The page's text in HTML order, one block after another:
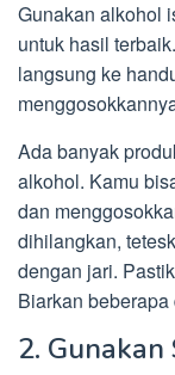
Gunakan alkohol
untuk hasil
langsung ke
Ada banyak
alkohol. Kamu
dan
dihilangkan,
dengan jari.
Biarkan
2.